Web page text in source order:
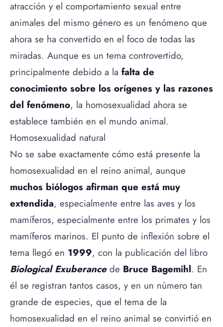
atracción y el comportamiento sexual entre
animales del mismo género es un fenómeno que
ahora se ha convertido en el foco de todas las
miradas. Aunque es un tema controvertido,
principalmente debido a la falta de
conocimiento sobre los orígenes y las razones
del fenómeno, la homosexualidad ahora se
establece también en el mundo animal.
Homosexualidad natural
No se sabe exactamente cómo está presente la
homosexualidad en el reino animal, aunque
muchos biólogos afirman que está muy
extendida, especialmente entre las aves y los
mamíferos, especialmente entre los primates y los
mamíferos marinos. El punto de inflexión sobre el
tema llegó en 1999, con la publicación del libro
Biological Exuberancede Bruce Bagemihl. En
él se registran tantos casos, y en un número tan
grande de especies, que el tema de la
homosexualidad en el reino animal se convirtió en